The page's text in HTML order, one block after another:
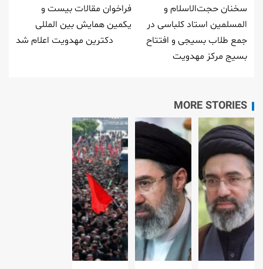
سخنان حجت‌الاسلام و
المسلمین استاد کلباسی در
جمع طلاب بسیجی و افتتاح
بسیج مرکز مهدویت
فراخوان مقالات بیست و
یکمین همایش بین المللی
دکترین مهدویت اعلام شد
MORE STORIES